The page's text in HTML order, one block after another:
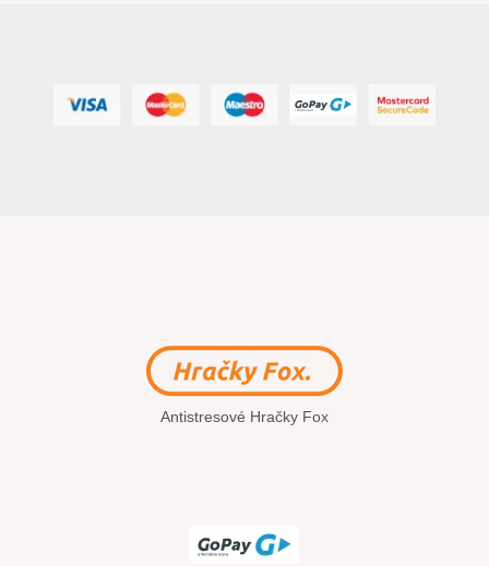
Antistresové Hračky Fox